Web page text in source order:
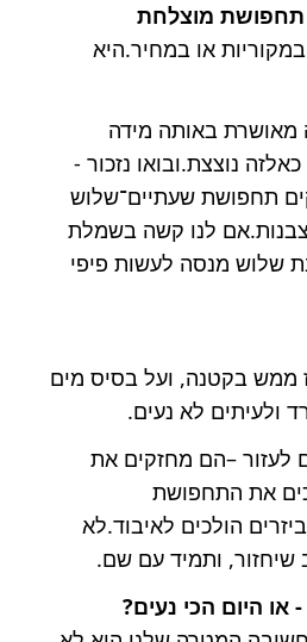
מוצלחת
או במחיר.היא
מאושרת באותה מידה
נוצצת.ובואו נזכור -
תחפושת שעתיים־שלוש
לנו קשה בשמלת
שלוש מנסה לעשות פיפי
ממש בקטנה, ועל בסיס מים
ולעיתים לא נעים.
לעזור –הם מחזקים את
את התחפושת
הולכים לאיבוד.לא
ותמיד עם שם.
היום הכי נעים?